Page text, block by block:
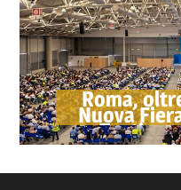
Roma,
Nuova